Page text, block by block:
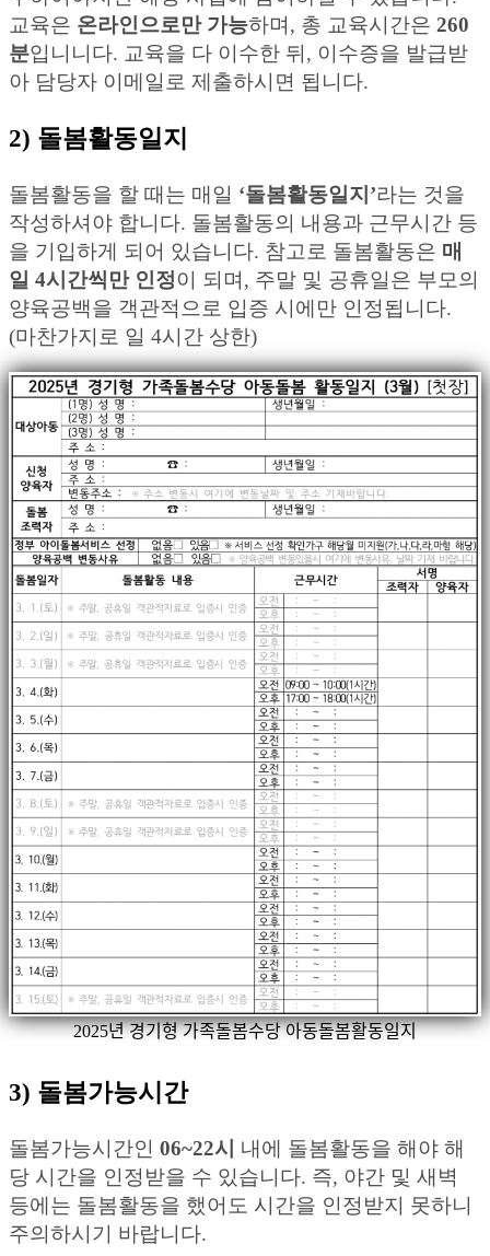
교육은 온라인으로만 가능하며, 총 교육시간은 260
분입니니다. 교육을 다 이수한 뒤, 이수증을 발급받
아 담당자 이메일로 제출하시면 됩니다.
2) 돌봄활동일지
돌봄활동을 할 때는 매일 ‘돌봄활동일지’라는 것을
작성하셔야 합니다. 돌봄활동의 내용과 근무시간 등
을 기입하게 되어 있습니다. 참고로 돌봄활동은 매
일 4시간씩만 인정이 되며, 주말 및 공휴일은 부모의
양육공백을 객관적으로 입증 시에만 인정됩니다.
(마찬가지로 일 4시간 상한)
2025년 경기형 가족돌봄수당 아동돌봄활동일지
3) 돌봄가능시간
돌봄가능시간인 06~22시
내에 돌봄활동을 해야 해
당 시간을 인정받을 수 있습니다. 즉, 야간 및 새벽
등에는 돌봄활동을 했어도 시간을 인정받지 못하니
주의하시기 바랍니다.